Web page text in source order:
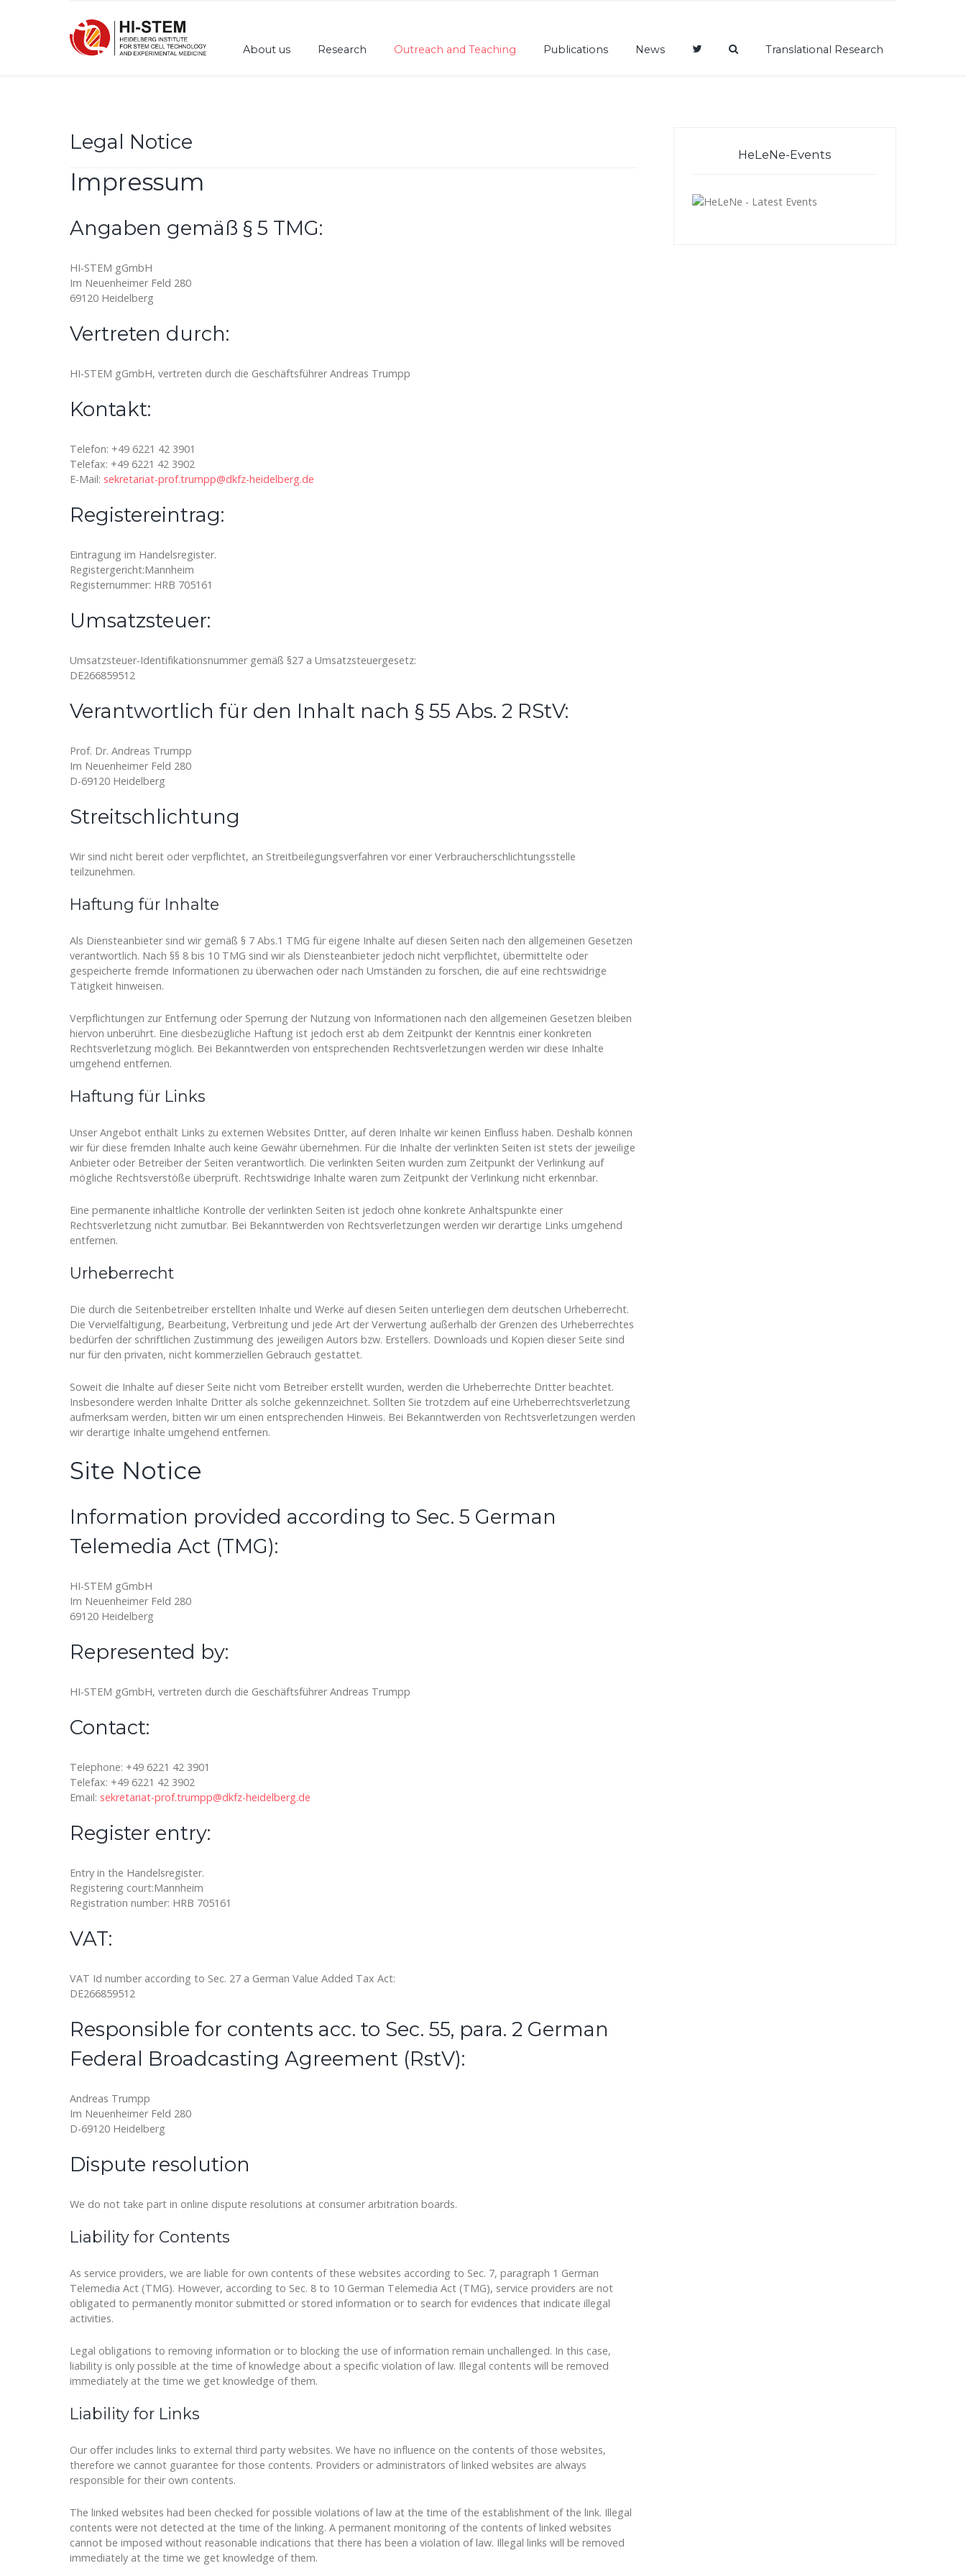
About us Research Outreach and Teaching Publications News Translational Research
Legal Notice
Impressum
Angaben gemäß § 5 TMG:
HI-STEM gGmbH
Im Neuenheimer Feld 280
69120 Heidelberg
Vertreten durch:
HI-STEM gGmbH, vertreten durch die Geschäftsführer Andreas Trumpp
Kontakt:
Telefon: +49 6221 42 3901
Telefax: +49 6221 42 3902
E-Mail: sekretariat-prof.trumpp@dkfz-heidelberg.de
Registereintrag:
Eintragung im Handelsregister.
Registergericht:Mannheim
Registernummer: HRB 705161
Umsatzsteuer:
Umsatzsteuer-Identifikationsnummer gemäß §27 a Umsatzsteuergesetz:
DE266859512
Verantwortlich für den Inhalt nach § 55 Abs. 2 RStV:
Prof. Dr. Andreas Trumpp
Im Neuenheimer Feld 280
D-69120 Heidelberg
Streitschlichtung
Wir sind nicht bereit oder verpflichtet, an Streitbeilegungsverfahren vor einer Verbraucherschlichtungsstelle
teilzunehmen.
Haftung für Inhalte
Als Diensteanbieter sind wir gemäß § 7 Abs.1 TMG für eigene Inhalte auf diesen Seiten nach den allgemeinen Gesetzen
verantwortlich. Nach §§ 8 bis 10 TMG sind wir als Diensteanbieter jedoch nicht verpflichtet, übermittelte oder
gespeicherte fremde Informationen zu überwachen oder nach Umständen zu forschen, die auf eine rechtswidrige
Tätigkeit hinweisen.
Verpflichtungen zur Entfernung oder Sperrung der Nutzung von Informationen nach den allgemeinen Gesetzen bleiben
hiervon unberührt. Eine diesbezügliche Haftung ist jedoch erst ab dem Zeitpunkt der Kenntnis einer konkreten
Rechtsverletzung möglich. Bei Bekanntwerden von entsprechenden Rechtsverletzungen werden wir diese Inhalte
umgehend entfernen.
Haftung für Links
Unser Angebot enthält Links zu externen Websites Dritter, auf deren Inhalte wir keinen Einfluss haben. Deshalb können
wir für diese fremden Inhalte auch keine Gewähr übernehmen. Für die Inhalte der verlinkten Seiten ist stets der jeweilige
Anbieter oder Betreiber der Seiten verantwortlich. Die verlinkten Seiten wurden zum Zeitpunkt der Verlinkung auf
mögliche Rechtsverstöße überprüft. Rechtswidrige Inhalte waren zum Zeitpunkt der Verlinkung nicht erkennbar.
Eine permanente inhaltliche Kontrolle der verlinkten Seiten ist jedoch ohne konkrete Anhaltspunkte einer
Rechtsverletzung nicht zumutbar. Bei Bekanntwerden von Rechtsverletzungen werden wir derartige Links umgehend
entfernen.
Urheberrecht
Die durch die Seitenbetreiber erstellten Inhalte und Werke auf diesen Seiten unterliegen dem deutschen Urheberrecht.
Die Vervielfältigung, Bearbeitung, Verbreitung und jede Art der Verwertung außerhalb der Grenzen des Urheberrechtes
bedürfen der schriftlichen Zustimmung des jeweiligen Autors bzw. Erstellers. Downloads und Kopien dieser Seite sind
nur für den privaten, nicht kommerziellen Gebrauch gestattet.
Soweit die Inhalte auf dieser Seite nicht vom Betreiber erstellt wurden, werden die Urheberrechte Dritter beachtet.
Insbesondere werden Inhalte Dritter als solche gekennzeichnet. Sollten Sie trotzdem auf eine Urheberrechtsverletzung
aufmerksam werden, bitten wir um einen entsprechenden Hinweis. Bei Bekanntwerden von Rechtsverletzungen werden
wir derartige Inhalte umgehend entfernen.
Site Notice
Information provided according to Sec. 5 German
Telemedia Act (TMG):
HI-STEM gGmbH
Im Neuenheimer Feld 280
69120 Heidelberg
Represented by:
HI-STEM gGmbH, vertreten durch die Geschäftsführer Andreas Trumpp
Contact:
Telephone: +49 6221 42 3901
Telefax: +49 6221 42 3902
Email: sekretariat-prof.trumpp@dkfz-heidelberg.de
Register entry:
Entry in the Handelsregister.
Registering court:Mannheim
Registration number: HRB 705161
VAT:
VAT Id number according to Sec. 27 a German Value Added Tax Act:
DE266859512
Responsible for contents acc. to Sec. 55, para. 2 German
Federal Broadcasting Agreement (RstV):
Andreas Trumpp
Im Neuenheimer Feld 280
D-69120 Heidelberg
Dispute resolution
We do not take part in online dispute resolutions at consumer arbitration boards.
Liability for Contents
As service providers, we are liable for own contents of these websites according to Sec. 7, paragraph 1 German
Telemedia Act (TMG). However, according to Sec. 8 to 10 German Telemedia Act (TMG), service providers are not
obligated to permanently monitor submitted or stored information or to search for evidences that indicate illegal
activities.
Legal obligations to removing information or to blocking the use of information remain unchallenged. In this case,
liability is only possible at the time of knowledge about a specific violation of law. Illegal contents will be removed
immediately at the time we get knowledge of them.
Liability for Links
Our offer includes links to external third party websites. We have no influence on the contents of those websites,
therefore we cannot guarantee for those contents. Providers or administrators of linked websites are always
responsible for their own contents.
The linked websites had been checked for possible violations of law at the time of the establishment of the link. Illegal
contents were not detected at the time of the linking. A permanent monitoring of the contents of linked websites
cannot be imposed without reasonable indications that there has been a violation of law. Illegal links will be removed
immediately at the time we get knowledge of them.
HeLeNe-Events